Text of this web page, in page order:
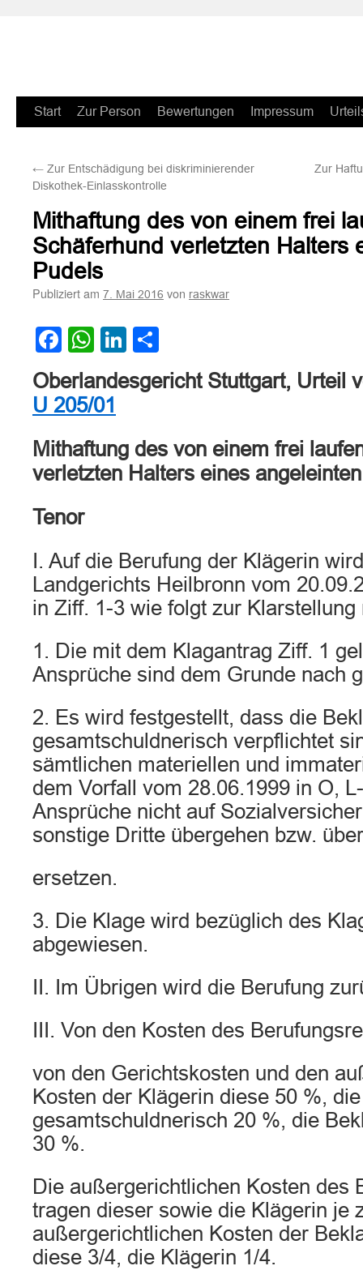
Zum
springen
Start Zur Person Bewertungen Impressum
← Zur Entschädigung bei diskriminierender
Diskothek-Einlasskontrolle
Zur
Mithaftung des von einem frei
Schäferhund verletzten Halters
Pudels
Publiziert am 7. Mai 2016 von raskwar
Facebook
WhatsApp
LinkedIn
Oberlandesgericht Stuttgart, Urteil
U 205/01
Mithaftung des von einem frei
verletzten Halters eines
Tenor
I. Auf die Berufung der Klägerin
Landgerichts Heilbronn vom
in Ziff. 1-3 wie folgt zur Klarstellung
1. Die mit dem Klagantrag Ziff. 1
Ansprüche sind dem Grunde nach
2. Es wird festgestellt, dass die
gesamtschuldnerisch verpflichtet
sämtlichen materiellen und
dem Vorfall vom 28.06.1999 in O,
Ansprüche nicht auf
sonstige Dritte übergehen bzw.
ersetzen.
3. Die Klage wird bezüglich des
abgewiesen.
II. Im Übrigen wird die Berufung
III. Von den Kosten des
von den Gerichtskosten und den
Kosten der Klägerin diese 50 %,
gesamtschuldnerisch 20 %, die
30 %.
Die außergerichtlichen Kosten des
tragen dieser sowie die Klägerin je
außergerichtlichen Kosten der
diese 3/4, die Klägerin 1/4.